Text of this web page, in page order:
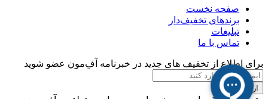
صفحه نخست
برندهای تخفیف‌دار
تبلیغات
تماس با ما
برای اطلاع از تخفیف های جدید در خبرنامه آفِ‌مون عضو شوید
ارسال